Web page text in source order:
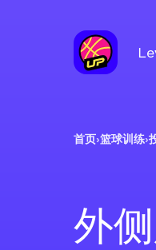
首页›篮球训练›
外